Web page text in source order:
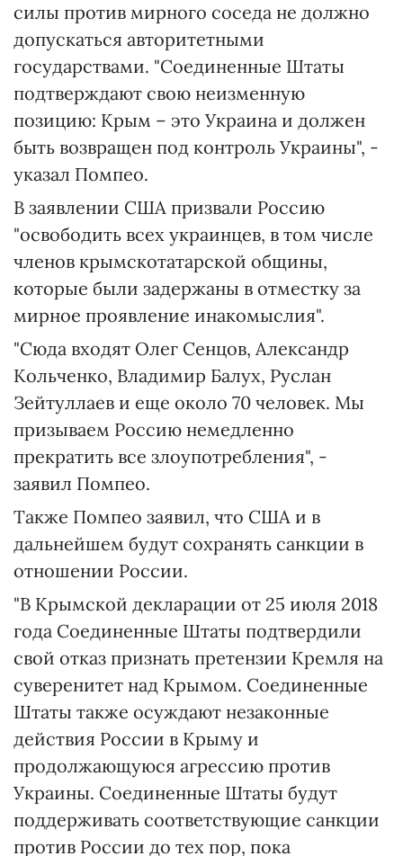
силы против мирного соседа не должно
допускаться авторитетными
государствами. "Соединенные Штаты
подтверждают свою неизменную
позицию: Крым – это Украина и должен
быть возвращен под контроль Украины", -
указал Помпео.
В заявлении США призвали Россию
"освободить всех украинцев, в том числе
членов крымскотатарской общины,
которые были задержаны в отместку за
мирное проявление инакомыслия".
"Сюда входят Олег Сенцов, Александр
Кольченко, Владимир Балух, Руслан
Зейтуллаев и еще около 70 человек. Мы
призываем Россию немедленно
прекратить все злоупотребления", -
заявил Помпео.
Также Помпео заявил, что США и в
дальнейшем будут сохранять санкции в
отношении России.
"В Крымской декларации от 25 июля 2018
года Соединенные Штаты подтвердили
свой отказ признать претензии Кремля на
суверенитет над Крымом. Соединенные
Штаты также осуждают незаконные
действия России в Крыму и
продолжающуюся агрессию против
Украины. Соединенные Штаты будут
поддерживать соответствующие санкции
против России до тех пор, пока